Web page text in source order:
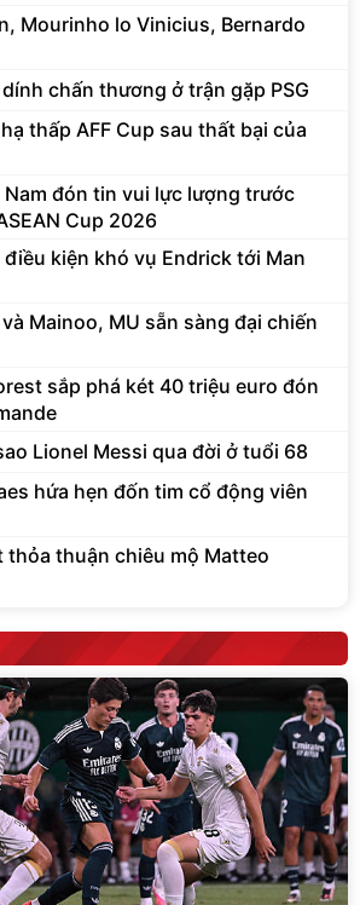
Mourinho lo Vinicius, Bernardo
chấn thương ở trận gặp PSG
thấp AFF Cup sau thất bại của
đón tin vui lực lượng trước
Cup 2026
điều kiện khó vụ Endrick tới Man
Mainoo, MU sẵn sàng đại chiến
sắp phá két 40 triệu euro đón
Lionel Messi qua đời ở tuổi 68
hứa hẹn đốn tim cổ động viên
thỏa thuận chiêu mộ Matteo